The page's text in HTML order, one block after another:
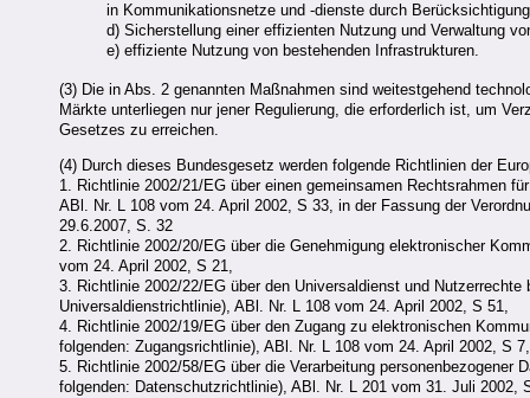
in Kommunikationsnetze und -dienste durch
d) Sicherstellung einer effizienten Nutzung und Verwaltung
e) effiziente Nutzung von bestehenden Infrastrukturen.
(3) Die in Abs. 2 genannten Maßnahmen sind weitestgehend
Märkte unterliegen nur jener Regulierung, die erforderlich ist, um
Gesetzes zu erreichen.
(4) Durch dieses Bundesgesetz werden folgende Richtlinien der
1. Richtlinie 2002/21/EG über einen gemeinsamen Rechtsrahmen
ABl. Nr. L 108 vom 24. April 2002, S 33, in der Fassung der
29.6.2007, S. 32
2. Richtlinie 2002/20/EG über die Genehmigung elektronischer
vom 24. April 2002, S 21,
3. Richtlinie 2002/22/EG über den Universaldienst und
Universaldienstrichtlinie), ABl. Nr. L 108 vom 24. April 2002, S 51,
4. Richtlinie 2002/19/EG über den Zugang zu elektronischen
folgenden: Zugangsrichtlinie), ABl. Nr. L 108 vom 24. April 2002, S
5. Richtlinie 2002/58/EG über die Verarbeitung
folgenden: Datenschutzrichtlinie), ABl. Nr. L 201 vom 31. Juli 2002,